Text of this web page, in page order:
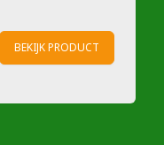
BEKIJK PRODUCT